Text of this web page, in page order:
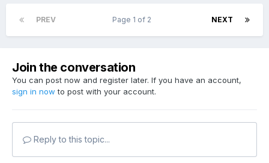
PREV NEXT
Page 1 of 2
Join the conversation
You can post now and register later. If you have an account,
sign in now to post with your account.
Reply to this topic...